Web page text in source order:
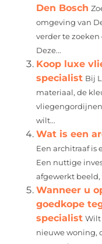
Den Bosch
omgeving van
verder te
Deze...
Koop luxe
specialist Bij
materiaal, de
wilt...
Wat is een
Een architraaf is
Een nuttige
afgewerkt beeld,
Wanneer u
goedkope
specialist Wilt
nieuwe woning,